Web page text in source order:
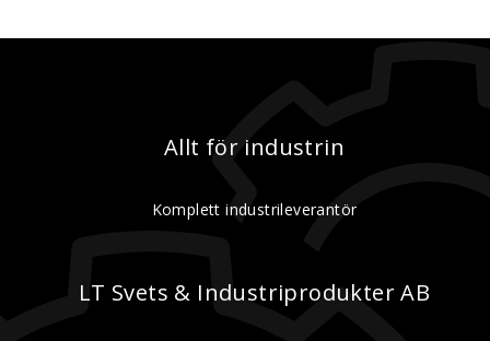
Allt för industrin
Komplett industrileverantör
LT Svets & Industriprodukter AB